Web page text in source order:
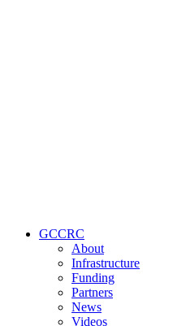
GCCRC
About
Infrastructure
Funding
Partners
News
Videos